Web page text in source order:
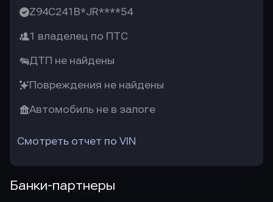
Z94C241B*JR****54
1 владелец по ПТС
ДТП не найдены
Повреждения не найдены
Автомобиль не в залоге
Смотреть отчет по VIN
Банки-партнеры